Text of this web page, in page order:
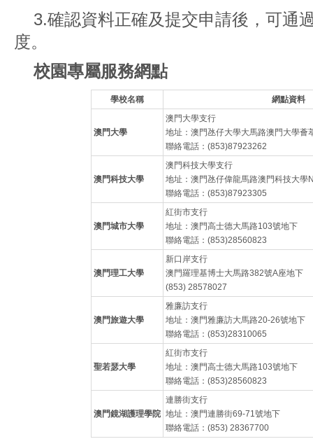
3.確認資料正確及提交申請後，可通
度。
校園專屬服務網點
學校名稱 網點資料
澳門大學
澳門大學支行
地址：澳門氹仔大學大馬路澳門大學薈
聯絡電話：(853)87923262
澳門科技大學
澳門科技大學支行
地址：澳門氹仔偉龍馬路澳門科技大學
聯絡電話：(853)87923305
澳門城市大學
紅街市支行
地址：澳門高士德大馬路103號地下
聯絡電話：(853)28560823
澳門理工大學
新口岸支行
澳門羅理基博士大馬路382號A座地下
(853) 28578027
澳門旅遊大學
雅廉訪支行
地址：澳門雅廉訪大馬路20-26號地下
聯絡電話：(853)28310065
聖若瑟大學
紅街市支行
地址：澳門高士德大馬路103號地下
聯絡電話：(853)28560823
澳門鏡湖護理學院
連勝街支行
地址：澳門連勝街69-71號地下
聯絡電話：(853) 28367700